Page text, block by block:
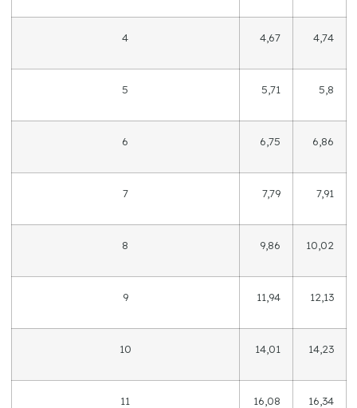
4 4,67 4,74
5 5,71 5,8
6 6,75 6,86
7 7,79 7,91
8 9,86 10,02
9 11,94 12,13
10 14,01 14,23
11 16,08 16,34